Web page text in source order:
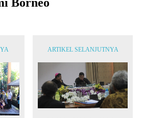
Borneo
ARTIKEL SELANJUTNYA